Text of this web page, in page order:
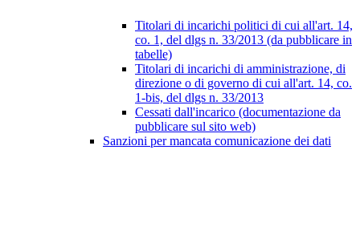
Titolari di incarichi politici di cui all'art. 14,
co. 1, del dlgs n. 33/2013 (da pubblicare in
tabelle)
Titolari di incarichi di amministrazione, di
direzione o di governo di cui all'art. 14, co.
1-bis, del dlgs n. 33/2013
Cessati dall'incarico (documentazione da
pubblicare sul sito web)
Sanzioni per mancata comunicazione dei dati